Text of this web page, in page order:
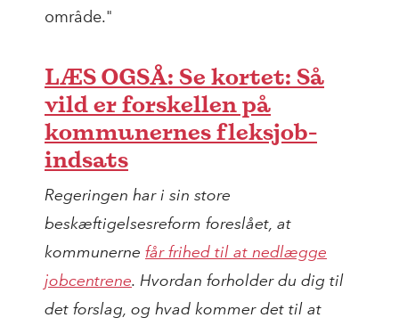
område."
LÆS OGSÅ: Se kortet: Så
vild er forskellen på
kommunernes fleksjob-
indsats
Regeringen har i sin store
beskæftigelsesreform foreslået, at
kommunerne får frihed til at nedlægge
jobcentrene. Hvordan forholder du dig til
det forslag, og hvad kommer det til at